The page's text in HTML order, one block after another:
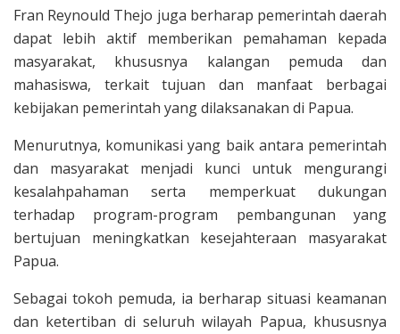
Fran Reynould Thejo juga berharap pemerintah daerah
dapat lebih aktif memberikan pemahaman kepada
masyarakat, khususnya kalangan pemuda dan
mahasiswa, terkait tujuan dan manfaat berbagai
kebijakan pemerintah yang dilaksanakan di Papua.
Menurutnya, komunikasi yang baik antara pemerintah
dan masyarakat menjadi kunci untuk mengurangi
kesalahpahaman serta memperkuat dukungan
terhadap program-program pembangunan yang
bertujuan meningkatkan kesejahteraan masyarakat
Papua.
Sebagai tokoh pemuda, ia berharap situasi keamanan
dan ketertiban di seluruh wilayah Papua, khususnya